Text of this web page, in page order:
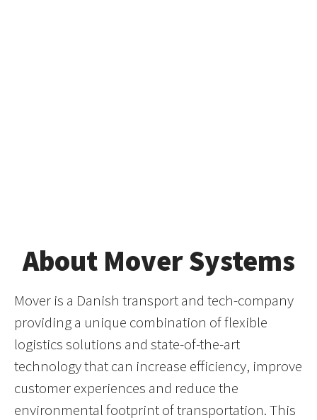
About Mover Systems
Mover is a Danish transport and tech-company
providing a unique combination of flexible
logistics solutions and state-of-the-art
technology that can increase efficiency, improve
customer experiences and reduce the
environmental footprint of transportation. This